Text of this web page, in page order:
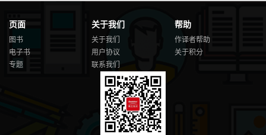
页面
图书
电子书
专题
关于我们
关于我们
用户协议
联系我们
帮助
作译者帮助
关于积分